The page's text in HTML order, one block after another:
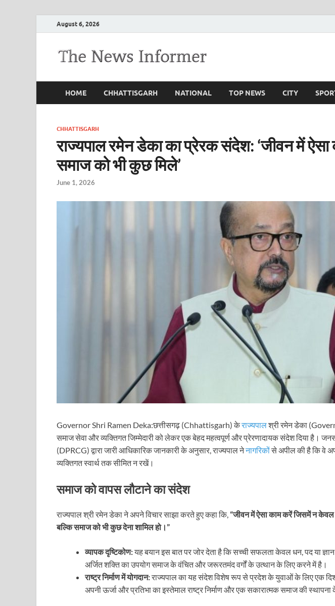
August 6, 2026
HOME CHHATTISGARH NATIONAL TOP NEWS CITY
CHHATTISGARH
राज्यपाल रमेन डेका का प्रेरक संदेश: ‘जीवन में
समाज को भी कुछ मिले’
June 1, 2026
Governor Shri Ramen Deka:छत्तीसगढ़ (Chhattisgarh) केराज्यपालश्री रमेन डेका
समाज सेवा और व्यक्तिगत जिम्मेदारी को लेकर एक बेहद महत्वपूर्ण और प्रेरणादायक संदेश दिया है।
(DPRCG) द्वारा जारी आधिकारिक जानकारी के अनुसार, राज्यपाल नेनागरिकोंसे अपील की है कि वे
व्यक्तिगत स्वार्थ तक सीमित न रखें।
समाज को वापस लौटाने का संदेश
राज्यपाल श्री रमेन डेका ने अपने विचार साझा करते हुए कहा कि,“जीवन में ऐसा काम करें जिसमें न केवल
बल्कि समाज को भी कुछ देना शामिल हो।”
व्यापक दृष्टिकोण:यह बयान इस बात पर जोर देता है कि सच्ची सफलता केवल धन, पद या
अर्जित शक्ति का उपयोग समाज के वंचित और जरूरतमंद वर्गों के उत्थान के लिए करने में है।
राष्ट्र निर्माण में योगदान:राज्यपाल का यह संदेश विशेष रूप से प्रदेश के युवाओं के लिए एक दिशा-
अपनी ऊर्जा और प्रतिभा का इस्तेमाल राष्ट्र निर्माण और एक सकारात्मक समाज की